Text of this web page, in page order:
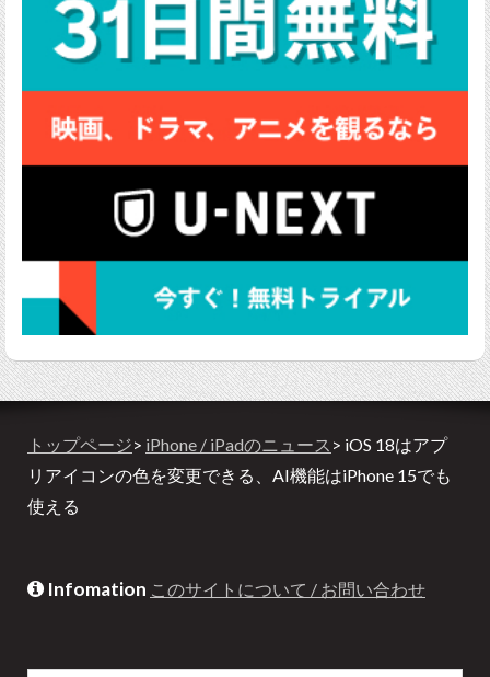
トップページ> iPhone / iPadのニュース > iOS 18はアプ
リアイコンの色を変更できる、AI機能はiPhone 15でも
使える
Infomation このサイトについて / お問い合わせ